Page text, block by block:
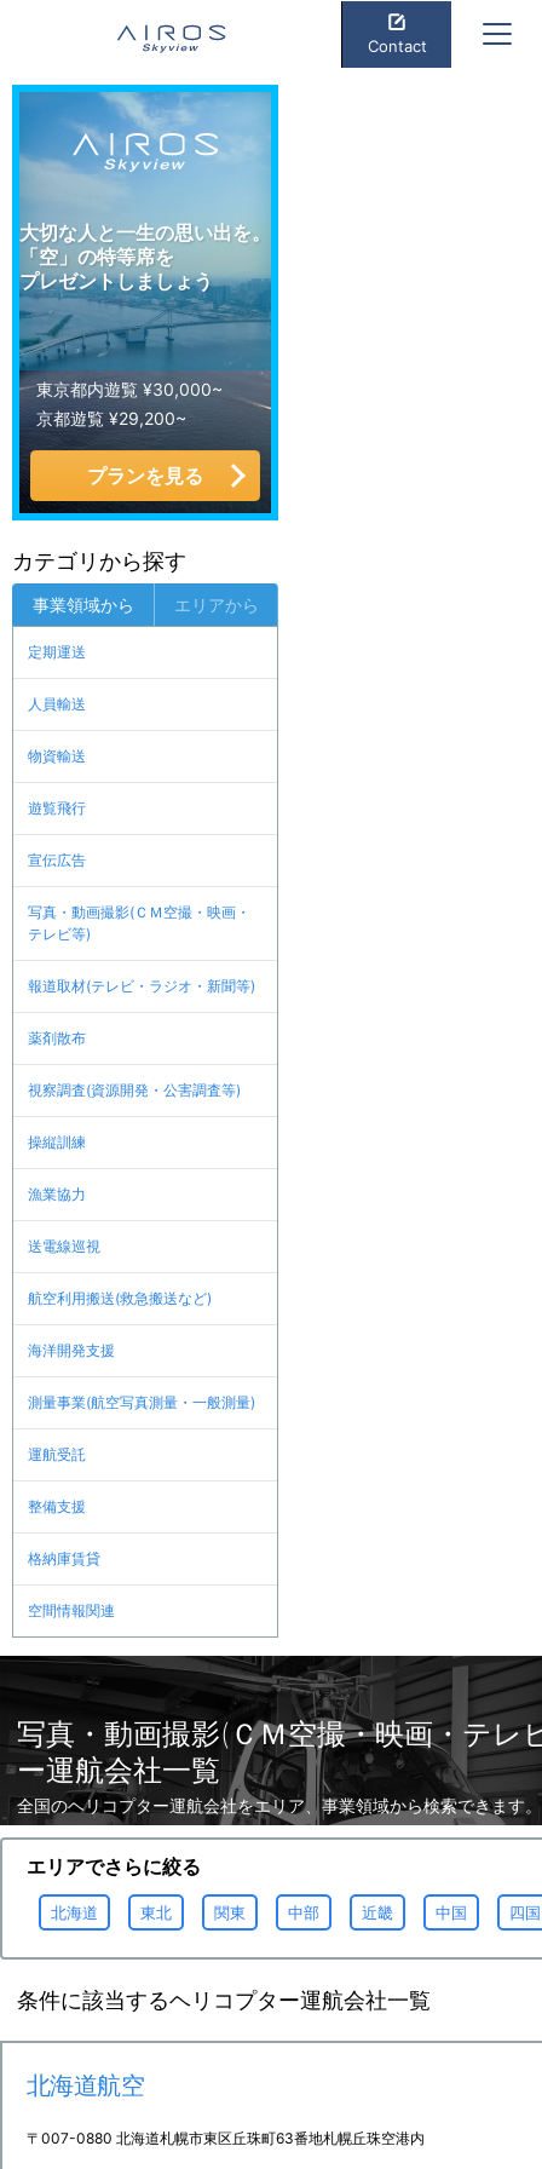
Contact
大切な人と一生の思い出を。
「空」の特等席を
プレゼントしましょう
東京都内遊覧 ¥30,000~
京都遊覧 ¥29,200~
プランを見る
カテゴリから探す
事業領域から エリアから
定期運送
人員輸送
物資輸送
遊覧飛行
宣伝広告
写真・動画撮影(ＣＭ空撮・映画・
テレビ等)
報道取材(テレビ・ラジオ・新聞等)
薬剤散布
視察調査(資源開発・公害調査等)
操縦訓練
漁業協力
送電線巡視
航空利用搬送(救急搬送など)
海洋開発支援
測量事業(航空写真測量・一般測量)
運航受託
整備支援
格納庫賃貸
空間情報関連
写真・動画撮影(ＣＭ空撮・映画・テレ
ー運航会社一覧
全国のヘリコプター運航会社をエリア、事業領域から検索できます。
エリアでさらに絞る
北海道 東北 関東 中部 近畿 中国 四国
条件に該当するヘリコプター運航会社一覧
北海道航空
〒007-0880 北海道札幌市東区丘珠町63番地札幌丘珠空港内